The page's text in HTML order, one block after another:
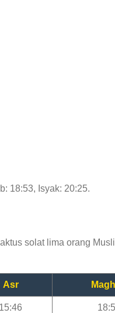
18:53, Isyak: 20:25.
solat lima orang
Asr
15:46